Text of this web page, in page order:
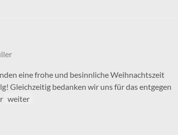
eine frohe und besinnliche Weihnachtszeit
Gleichzeitig bedanken wir uns für das entgegen
weiter